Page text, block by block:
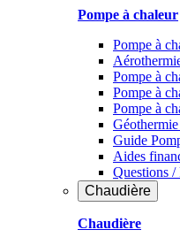
Pompe à chaleur
Pompe à
Pompe à
Pompe à
Pompe à
Géothermie
Guide
Aides
Questions /
Chaudière
Chaudière